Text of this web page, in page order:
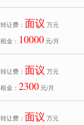
转让费： 面议 万元
租金： 10000 元/月
转让费： 面议 万元
租金： 2300 元/月
转让费： 面议 万元